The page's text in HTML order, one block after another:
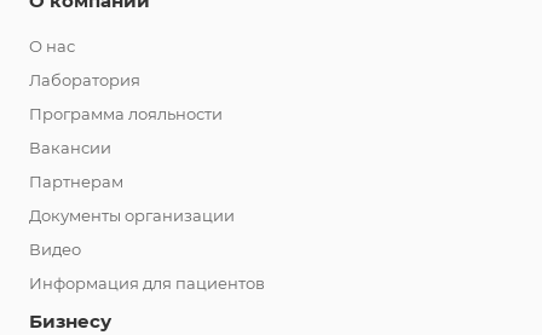
О нас
Лаборатория
Программа лояльности
Вакансии
Партнерам
Документы организации
Видео
Информация для пациентов
Бизнесу